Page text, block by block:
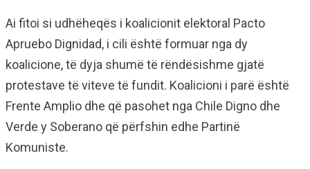
Ai fitoi si udhëheqës i koalicionit elektoral Pacto
Apruebo Dignidad, i cili është formuar nga dy
koalicione, të dyja shumë të rëndësishme gjatë
protestave të viteve të fundit. Koalicioni i parë është
Frente Amplio dhe që pasohet nga Chile Digno dhe
Verde y Soberano që përfshin edhe Partinë
Komuniste.